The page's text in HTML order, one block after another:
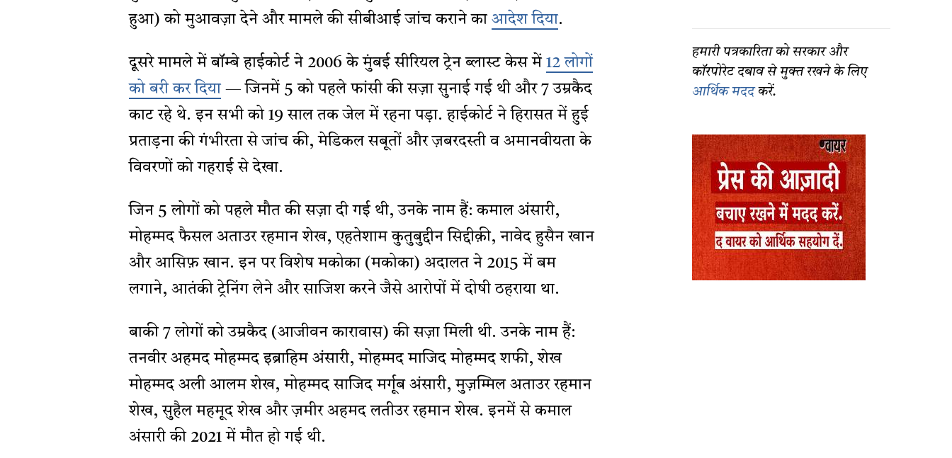
हुआ) को मुआवज़ा देने और मामले की सीबीआई जांच कराने का आदेश दिया.
दूसरे मामले में बॉम्बे हाईकोर्ट ने 2006 के मुंबई सीरियल ट्रेन ब्लास्ट केस में 12 लोगों
को बरी कर दिया— जिनमें 5 को पहले फांसी की सज़ा सुनाई गई थी और 7 उम्रकैद
काट रहे थे. इन सभी को 19 साल तक जेल में रहना पड़ा. हाईकोर्ट ने हिरासत में हुई
प्रताड़ना की गंभीरता से जांच की, मेडिकल सबूतों और ज़बरदस्ती व अमानवीयता के
विवरणों को गहराई से देखा.
जिन 5 लोगों को पहले मौत की सज़ा दी गई थी, उनके नाम हैं: कमाल अंसारी,
मोहम्मद फैसल अताउर रहमान शेख, एहतेशाम कुतुबुद्दीन सिद्दीक़ी, नावेद हुसैन खान
और आसिफ़ खान. इन पर विशेष मकोका (मकोका) अदालत ने 2015 में बम
लगाने, आतंकी ट्रेनिंग लेने और साजिश करने जैसे आरोपों में दोषी ठहराया था.
बाकी 7 लोगों को उम्रकैद (आजीवन कारावास) की सज़ा मिली थी. उनके नाम हैं:
तनवीर अहमद मोहम्मद इब्राहिम अंसारी, मोहम्मद माजिद मोहम्मद शफी, शेख
मोहम्मद अली आलम शेख, मोहम्मद साजिद मर्गूब अंसारी, मुज़म्मिल अताउर रहमान
शेख, सुहैल महमूद शेख और ज़मीर अहमद लतीउर रहमान शेख. इनमें से कमाल
अंसारी की 2021 में मौत हो गई थी.
हमारी पत्रकारिता को सरकार और
कॉरपोरेट दबाव से मुक्त रखने के लिए
आर्थिक मददकरें.